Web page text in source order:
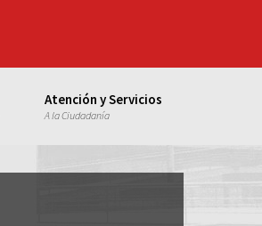
Atención y Servicios
A la Ciudadanía